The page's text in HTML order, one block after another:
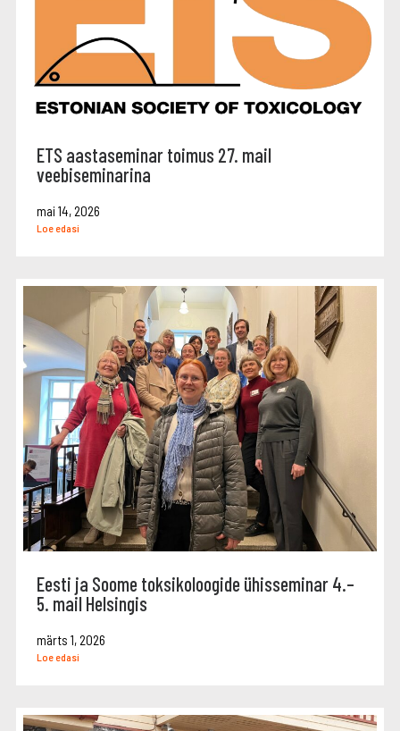
ETS aastaseminar toimus 27. mail
veebiseminarina
mai 14, 2026
Loe edasi
Eesti ja Soome toksikoloogide ühisseminar 4.–
5. mail Helsingis
märts 1, 2026
Loe edasi